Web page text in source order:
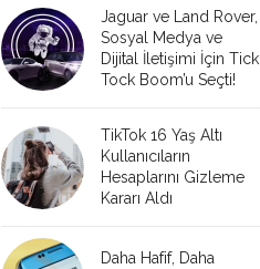
Jaguar ve Land Rover,
Sosyal Medya ve
Dijital İletişimi İçin Tick
Tock Boom’u Seçti!
TikTok 16 Yaş Altı
Kullanıcıların
Hesaplarını Gizleme
Kararı Aldı
Daha Hafif, Daha